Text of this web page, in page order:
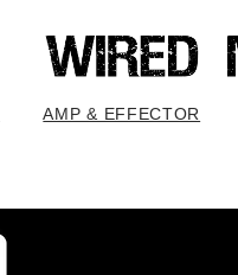
AMP & EFFECTOR